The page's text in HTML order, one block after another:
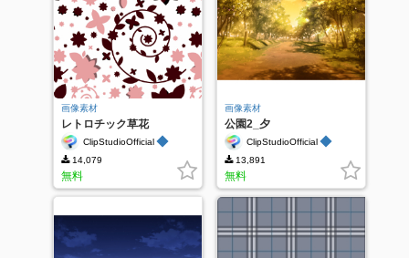
画像素材
レトロチック草花
ClipStudioOfficial ◆
14,079
無料
画像素材
公園2_夕
ClipStudioOfficial ◆
13,891
無料